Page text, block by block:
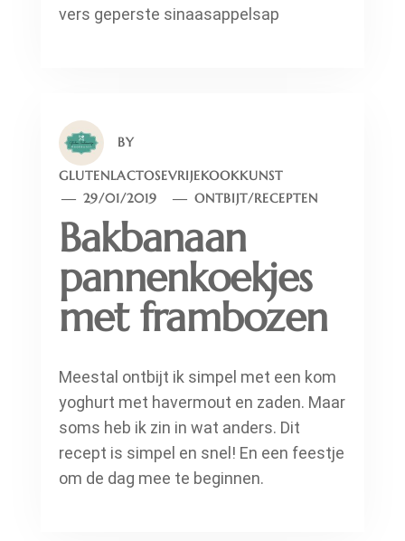
vers geperste sinaasappelsap
BY
GLUTENLACTOSEVRIJEKOOKKUNST
29/01/2019
ONTBIJT/RECEPTEN
Bakbanaan
pannenkoekjes
met frambozen
Meestal ontbijt ik simpel met een kom
yoghurt met havermout en zaden. Maar
soms heb ik zin in wat anders. Dit
recept is simpel en snel! En een feestje
om de dag mee te beginnen.